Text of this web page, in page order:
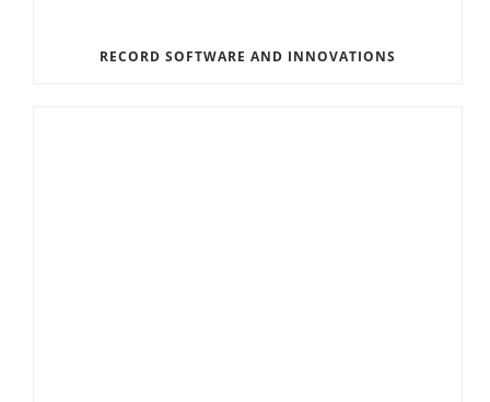
RECORD SOFTWARE AND INNOVATIONS